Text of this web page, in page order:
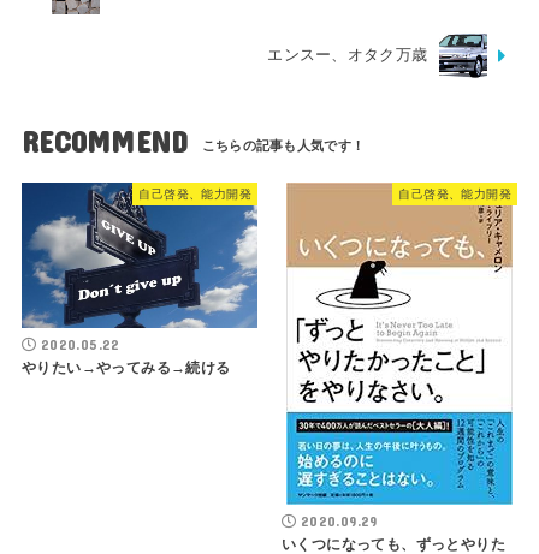
エンスー、オタク万歳
RECOMMEND
自己啓発、能力開発
2020.05.22
やりたい→やってみる→続ける
自己啓発、能力開発
2020.09.29
いくつになっても、ずっとやりた